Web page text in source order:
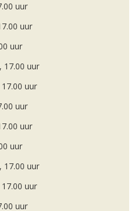
uur
uur
uur
17.00 uur
uur
uur
uur
uur
17.00 uur
uur
uur